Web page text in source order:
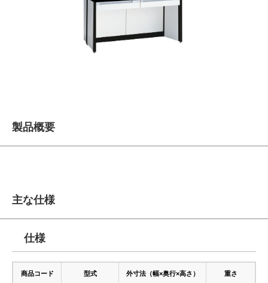
製品概要
主な仕様
仕様
商品コード 型式 外寸法（幅×奥行×高さ） 重さ